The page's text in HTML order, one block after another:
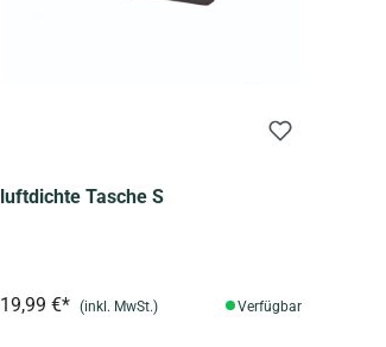
luftdichte Tasche S
19,99 €* (inkl. MwSt.) Verfügbar